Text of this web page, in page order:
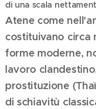
di una scala
Atene come
costituivano circa
forme moderne,
lavoro
prostituzione
di schiavitù